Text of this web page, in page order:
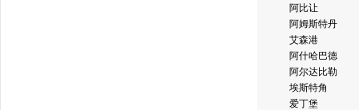
阿比让
阿姆斯特丹
艾森港
阿什哈巴德
阿尔达比勒
埃斯特角
爱丁堡